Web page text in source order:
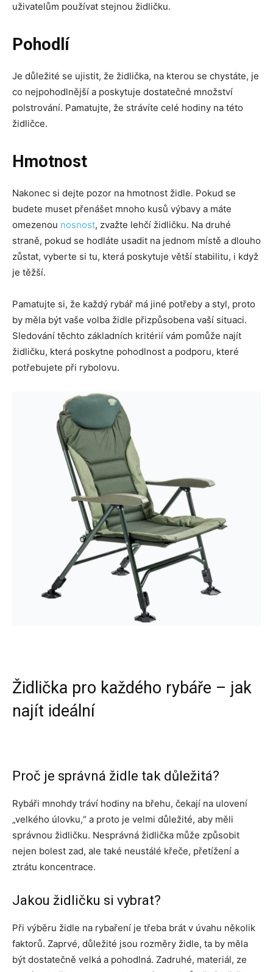
uživatelům používat stejnou židličku.
Pohodlí
Je důležité se ujistit, že židlička, na kterou se chystáte, je
co nejpohodlnější a poskytuje dostatečné množství
polstrování. Pamatujte, že strávíte celé hodiny na této
židličce.
Hmotnost
Nakonec si dejte pozor na hmotnost židle. Pokud se
budete muset přenášet mnoho kusů výbavy a máte
omezenou nosnost, zvažte lehčí židličku. Na druhé
straně, pokud se hodláte usadit na jednom místě a dlouho
zůstat, vyberte si tu, která poskytuje větší stabilitu, i když
je těžší.
Pamatujte si, že každý rybář má jiné potřeby a styl, proto
by měla být vaše volba židle přizpůsobena vaší situaci.
Sledování těchto základních kritérií vám pomůže najít
židličku, která poskytne pohodlnost a podporu, které
potřebujete při rybolovu.
Židlička pro každého rybáře – jak
najít ideální
Proč je správná židle tak důležitá?
Rybáři mnohdy tráví hodiny na břehu, čekají na ulovení
„velkého úlovku,“ a proto je velmi důležité, aby měli
správnou židličku. Nesprávná židlička může způsobit
nejen bolest zad, ale také neustálé křeče, přetížení a
ztrátu koncentrace.
Jakou židličku si vybrat?
Při výběru židle na rybaření je třeba brát v úvahu několik
faktorů. Zaprvé, důležité jsou rozměry židle, ta by měla
být dostatečně velká a pohodlná. Zadruhé, materiál, ze